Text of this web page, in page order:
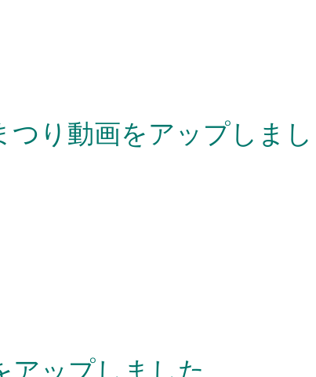
つり動画をアップしまし
アップしました